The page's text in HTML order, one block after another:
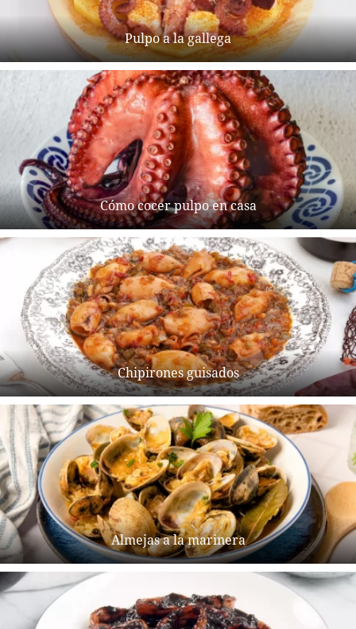
Pulpo a la gallega
Cómo cocer pulpo en casa
Chipirones guisados
Almejas a la marinera